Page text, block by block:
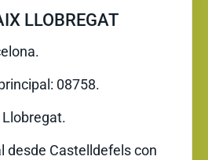
LLOBREGAT
08758.
desde Castelldefels con